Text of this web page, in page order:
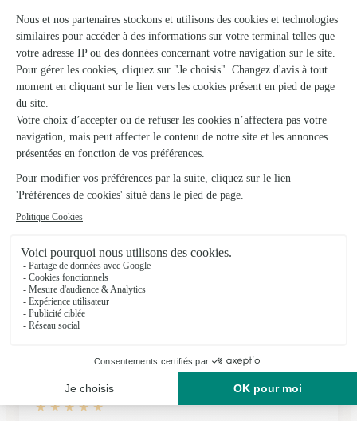
Sault
★ ★ ★ ★ ★
Service au top
Bouquet conforme à la photo. Mon amie était très contente
de la composition. Très bon suivi du colis et de la livraison.
recommande sans aucun souci.
19/02/2026
★ ★ ★ ★ ★
Livraison dans les délais indiqués
Livraison dans les délais indiqués Tout parfait Merci
★ ★ ★ ★ ★